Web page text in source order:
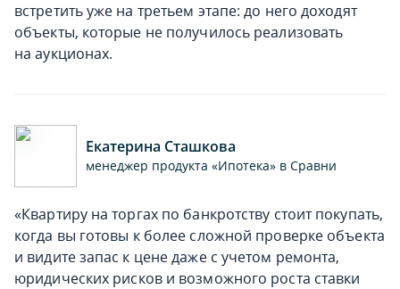
встретить уже на третьем этапе: до него доходят
объекты, которые не получилось реализовать
на аукционах.
Екатерина Сташкова
менеджер продукта «Ипотека» в Сравни
«Квартиру на торгах по банкротству стоит покупать,
когда вы готовы к более сложной проверке объекта
и видите запас к цене даже с учетом ремонта,
юридических рисков и возможного роста ставки